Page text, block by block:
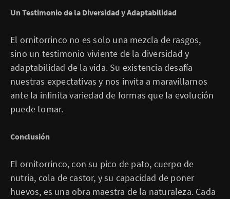
Un Testimonio de la Diversidad y Adaptabilidad
El ornitorrinco no es solo una mezcla de rasgos,
sino un testimonio viviente de la diversidad y
adaptabilidad de la vida. Su existencia desafía
nuestras expectativas y nos invita a maravillarnos
ante la infinita variedad de formas que la evolución
puede tomar.
Conclusión
El ornitorrinco, con su pico de pato, cuerpo de
nutria, cola de castor, y su capacidad de poner
huevos, es una obra maestra de la naturaleza. Cada